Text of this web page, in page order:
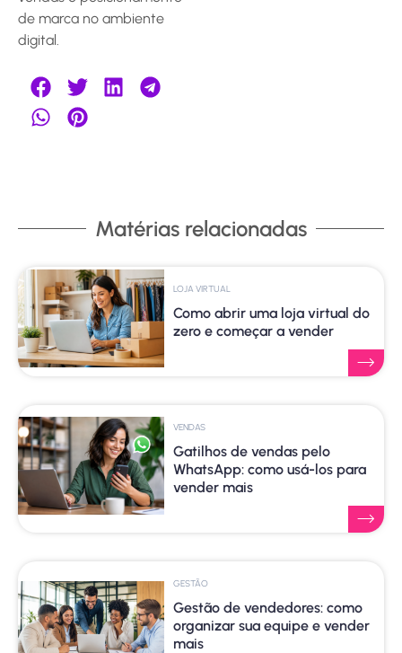
de marca no ambiente
digital.
Matérias relacionadas
LOJA VIRTUAL
Como abrir uma loja virtual do
zero e começar a vender
VENDAS
Gatilhos de vendas pelo
WhatsApp: como usá-los para
vender mais
GESTÃO
Gestão de vendedores: como
organizar sua equipe e vender
mais